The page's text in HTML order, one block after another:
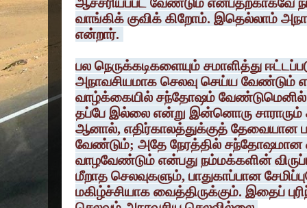
ஆச்சரியப்பட வேண்டும் என்பதற்காகவே
வாங்கிக் குவிக் கிறோம். இதெல்லாம்
என்றார்.
பல நெருக்கடிகளையும் சமாளித்து
அநாவசியமாக செலவு செய்ய வேண்டும்
வாழ்க்கையில் சந்தோஷம் வேண்டுமெனில்
தப்பே இல்லை என்று இன்னொரு சாராரும்
ஆனால், எதிர்காலத்துக்குத் தேவையான
வேண்டும்; அதே நேரத்தில் சந்தோஷமான
வாழவேண்டும் என்பது நம்மக்களின்
மீறாத செலவுகளும், பாதுகாப்பான
மகிழ்ச்சியாக வைத்திருக்கும். இதைப்